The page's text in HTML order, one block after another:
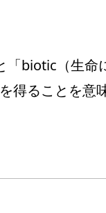
「biotic（生命
得ることを意